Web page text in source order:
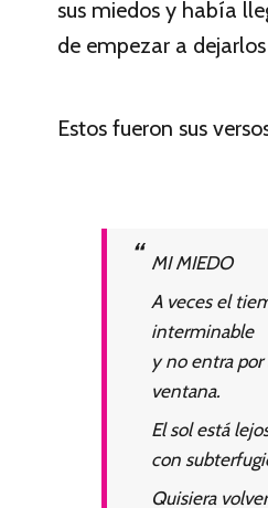
sus miedos y había
de empezar a
Estos fueron sus
MI MIEDO
A veces el
interminable
y no entra por
ventana.
El sol está
con
Quisiera